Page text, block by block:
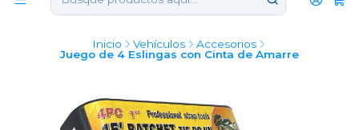
Inicio Vehículos
Accesorios
Juego de 4 Eslingas con Cinta de Amarre